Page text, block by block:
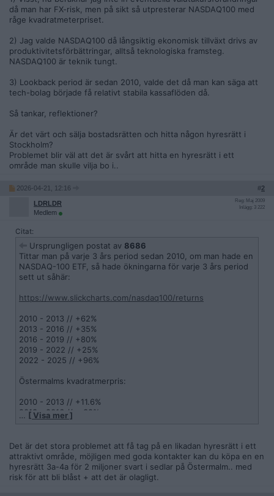
då man har FX-risk, men på sikt så utpresterar NASDAQ100 med
råge kvadratmeterpriset.
2) Jag valde NASDAQ100 då långsiktig ekonomisk tillväxt drivs av
produktivitetsförbättringar, alltså teknologiska framsteg.
NASDAQ100 är teknik tungt.
3) Lookback period är sedan 2010, valde det då man kan säga att
tech-bolag började få relativt stabila kassaflöden då.
Så tankar, reflektioner?
Är det värt och sälja bostadsrätten och hitta någon hyresrätt i
Stockholm?
Problemet blir väl att det är svårt att hitta en hyresrätt i ett
område man skulle vilja bo i..
2026-04-21, 12:16 #2
LDRLDR
Medlem
Reg: Maj 2009
Inlägg: 3 222
Citat:
Ursprungligen postat av 8686
Tittar man på varje 3 års period sedan 2010, om man hade en
NASDAQ-100 ETF, så hade ökningarna för varje 3 års period
sett ut såhär:
https://www.slickcharts.com/nasdaq100/returns
2010 - 2013 // +62%
2013 - 2016 // +35%
2016 - 2019 // +80%
2019 - 2022 // +25%
2022 - 2025 // +96%
Östermalms kvadratmerpris:
2010 - 2013 // +11.6%
2013 - 2016 // + 38%
2016 - 2019 // +1.3%
2022 - 2025 // +4.29%
https://www.maklarstatistik.se/omrade/riket/stockholms-lan/
stockholm/ostermalm/#/bostadsratter/48m-prisutveckling
… [ Visa mer ]
Det är det stora problemet att få tag på en likadan hyresrätt i ett
attraktivt område, möjligen med goda kontakter kan du köpa en en
hyresrätt 3a-4a för 2 miljoner svart i sedlar på Östermalm.. med
risk för att bli blåst + att det är olagligt.